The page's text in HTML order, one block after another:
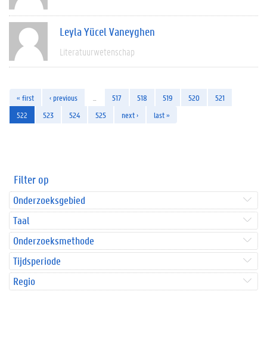
Leyla Yücel Vaneyghen
Literatuurwetenschap
« first ‹ previous 517 518 519 520
521
522
523 524 525 next › last »
Filter op
Onderzoeksgebied
Taal
Onderzoeksmethode
Tijdsperiode
Regio